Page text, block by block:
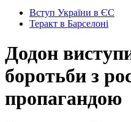
Вступ України в ЄС
Теракт в Барселоні
Додон
боротьби з
пропагандою